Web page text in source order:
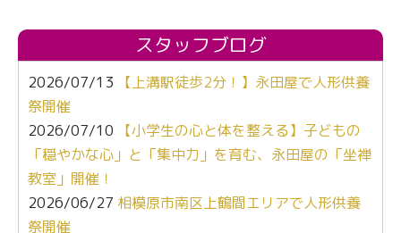
スタッフブログ
2026/07/13
【上溝駅徒歩2分！】永田屋で人形供養
祭開催
2026/07/10
【小学生の心と体を整える】子どもの
「穏やかな心」と「集中力」を育む、永田屋の「坐禅
教室」開催！
2026/06/27 相模原市南区上鶴間エリアで人形供養
祭開催